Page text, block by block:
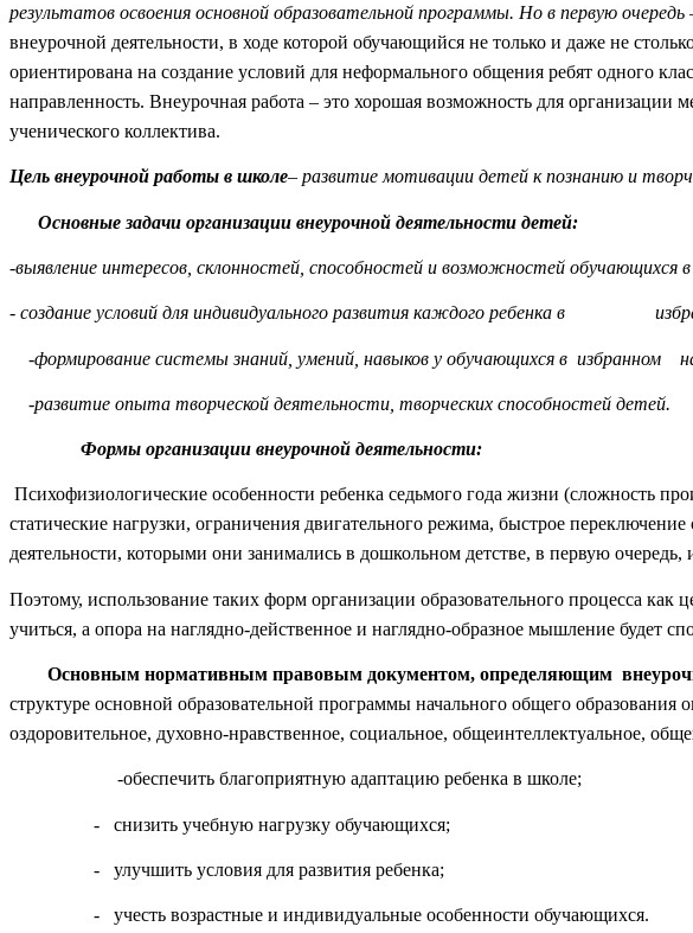
результатов освоения основной образовательной программы. Но в первую
внеурочной деятельности, в ходе которой обучающийся не только и даже не
ориентирована на создание условий для неформального общения ребят одного
направленность. Внеурочная работа – это хорошая возможность для
ученического коллектива.
Цель внеурочной работы в школе– развитие мотивации детей к познанию и
Основные задачи организации внеурочной деятельности детей:
-выявление интересов, склонностей, способностей и возможностей обучающихся
- создание условий для индивидуального развития каждого ребенка в
-формирование системы знаний, умений, навыков у обучающихся в избранном
-развитие опыта творческой деятельности, творческих способностей детей.
Формы организации внеурочной деятельности:
Психофизиологические особенности ребенка седьмого года жизни (сложность
статические нагрузки, ограничения двигательного режима, быстрое
деятельности, которыми они занимались в дошкольном детстве, в первую очередь,
Поэтому, использование таких форм организации образовательного процесса как
учиться, а опора на наглядно-действенное и наглядно-образное мышление будет
Основным нормативным правовым документом, определяющим
структуре основной образовательной программы начального общего образования
оздоровительное, духовно-нравственное, социальное, общеинтеллектуальное,
-обеспечить благоприятную адаптацию ребенка в школе;
- снизить учебную нагрузку обучающихся;
- улучшить условия для развития ребенка;
- учесть возрастные и индивидуальные особенности обучающихся.